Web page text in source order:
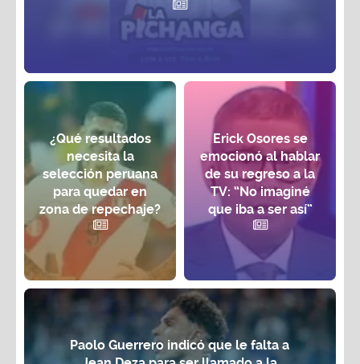
¿Qué resultados
necesita la
selección peruana
para quedar en
zona de repechaje?
Erick Osores se
emocionó al hablar
de su regreso a la
TV: “No imaginé
que iba a ser así”
Paolo Guerrero indicó que le falta a